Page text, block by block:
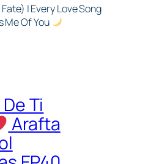
| Every Love Song
Me Of You
Ti
Arafta